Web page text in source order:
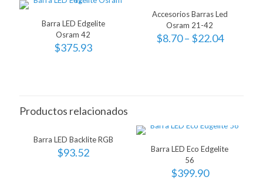
Barra LED Edgelite
Osram 42
$375.93
Accesorios Barras Led
Osram 21-42
$8.70– $22.04
Productos relacionados
Barra LED Backlite RGB
$93.52
Barra LED Eco Edgelite
56
$399.90